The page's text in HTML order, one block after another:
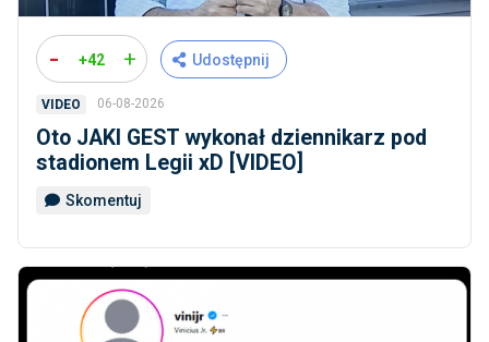
- +42 + Udostępnij
VIDEO 06-08-2026
Oto JAKI GEST wykonał dziennikarz pod
stadionem Legii xD [VIDEO]
Skomentuj